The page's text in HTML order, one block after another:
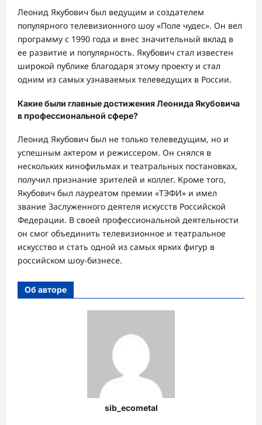
Леонид Якубович был ведущим и создателем
популярного телевизионного шоу «Поле чудес». Он вел
программу с 1990 года и внес значительный вклад в
ее развитие и популярность. Якубович стал известен
широкой публике благодаря этому проекту и стал
одним из самых узнаваемых телеведущих в России.
Какие были главные достижения Леонида Якубовича
в профессиональной сфере?
Леонид Якубович был не только телеведущим, но и
успешным актером и режиссером. Он снялся в
нескольких кинофильмах и театральных постановках,
получил признание зрителей и коллег. Кроме того,
Якубович был лауреатом премии «ТЭФИ» и имел
звание Заслуженного деятеля искусств Российской
Федерации. В своей профессиональной деятельности
он смог объединить телевизионное и театральное
искусство и стать одной из самых ярких фигур в
российском шоу-бизнесе.
Об авторе
sib_ecometal